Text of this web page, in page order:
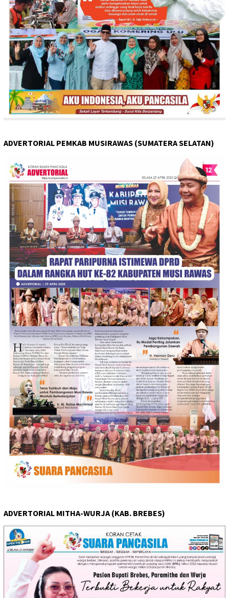
ADVERTORIAL PEMKAB MUSIRAWAS (SUMATERA SELATAN)
ADVERTORIAL MITHA-WURJA (KAB. BREBES)